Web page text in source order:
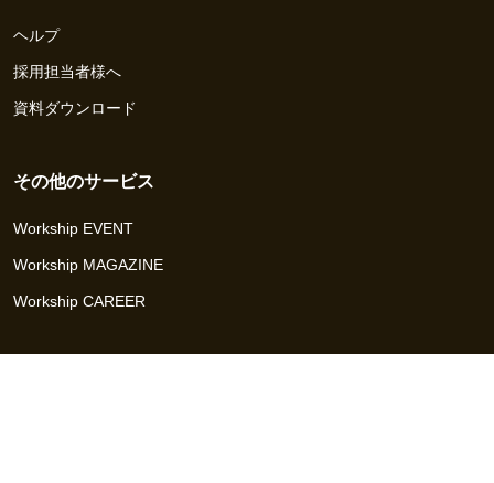
ヘルプ
採用担当者様へ
資料ダウンロード
その他のサービス
Workship EVENT
Workship MAGAZINE
Workship CAREER